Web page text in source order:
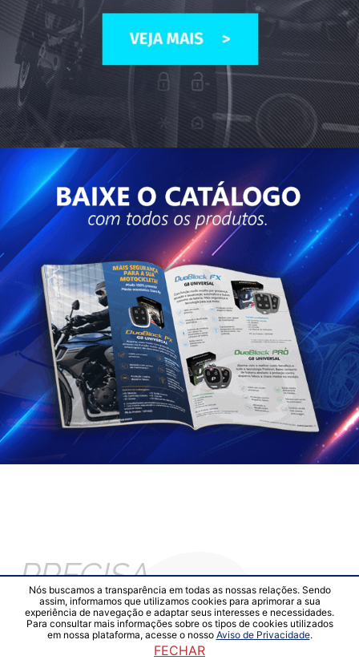
PRECISA
DE AJUDA?
Nós buscamos a transparência em todas as nossas relações. Sendo
assim, informamos que utilizamos cookies para aprimorar a sua
experiência de navegação e adaptar seus interesses e necessidades.
Para consultar mais informações sobre os tipos de cookies utilizados
em nossa plataforma, acesse o nosso Aviso de Privacidade.
FECHAR